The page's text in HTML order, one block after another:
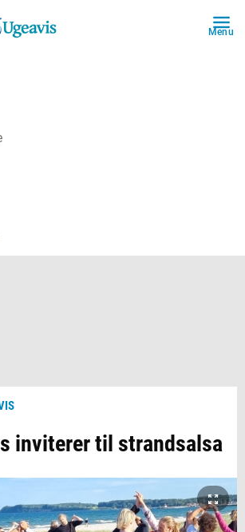
Menu
inviterer til strandsalsa